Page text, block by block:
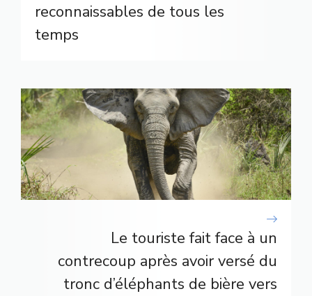
reconnaissables de tous les
temps
Le touriste fait face à un
contrecoup après avoir versé du
tronc d’éléphants de bière vers